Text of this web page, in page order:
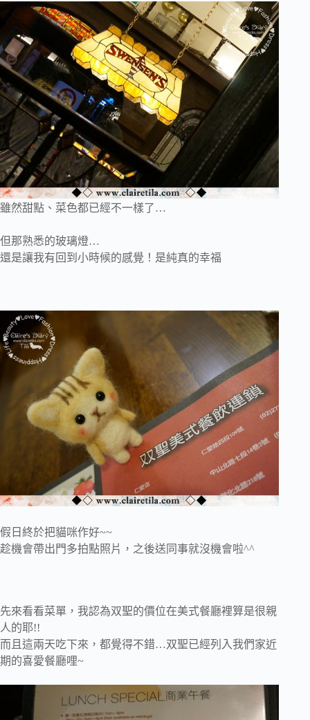
雖然甜點、菜色都已經不一樣了…
但那熟悉的玻璃燈…
還是讓我有回到小時候的感覺！是純真的幸福
假日終於把貓咪作好~~
趁機會帶出門多拍點照片，之後送同事就沒機會啦^^
先來看看菜單，我認為双聖的價位在美式餐廳裡算是很親
人的耶!!
而且這兩天吃下來，都覺得不錯…双聖已經列入我們家近
期的喜愛餐廳哩~